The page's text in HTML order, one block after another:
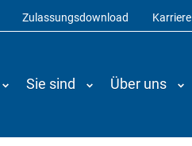
Zulassungsdownload Karriere
Sie sind Über uns